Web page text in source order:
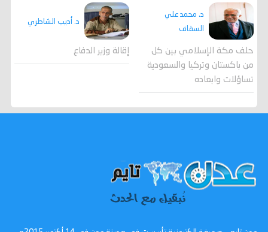
د. محمد علي
السقاف
حلف مكة الإسلامي بين كل
من باكستان وتركيا والسعودية
تساؤلات وابعاده
د. أديب الشاطري
إقالة وزير الدفاع